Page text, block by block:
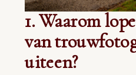
1. Waarom
van
uiteen?